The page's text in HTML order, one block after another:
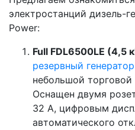
электростанций дизель-
Power:
Full FDL6500LE (4,5
резервный
небольшой
Оснащен двумя
32 А, цифровым
автоматического